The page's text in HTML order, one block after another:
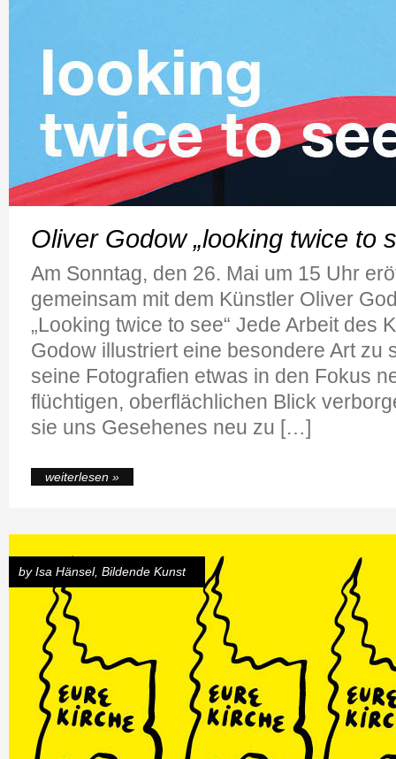
Oliver Godow „looking twice to
Am Sonntag, den 26. Mai um 15 Uhr
gemeinsam mit dem Künstler Oliver
„Looking twice to see“ Jede Arbeit des
Godow illustriert eine besondere Art zu
seine Fotografien etwas in den Fokus
flüchtigen, oberflächlichen Blick
sie uns Gesehenes neu zu […]
weiterlesen »
by Isa Hänsel, Bildende Kunst